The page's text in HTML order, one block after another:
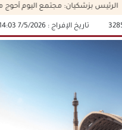
|التواصل معنا|من نحن
بزشكيان: مجتمع اليوم أحوج ما
تاريخ الإفراج :7/5/2026 3:14:03 PM